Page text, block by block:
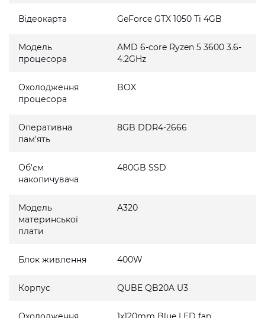
Відеокарта GeForce GTX 1050 Ti 4GB
Модель
процесора
AMD 6-core Ryzen 5 3600 3.6-
4.2GHz
Охолодження
процесора
BOX
Оперативна
пам'ять
8GB DDR4-2666
Об'єм
накопичувача
480GB SSD
Модель
материнської
плати
A320
Блок живлення 400W
Корпус QUBE QB20A U3